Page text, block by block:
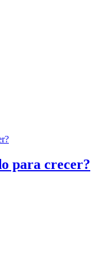
para crecer?